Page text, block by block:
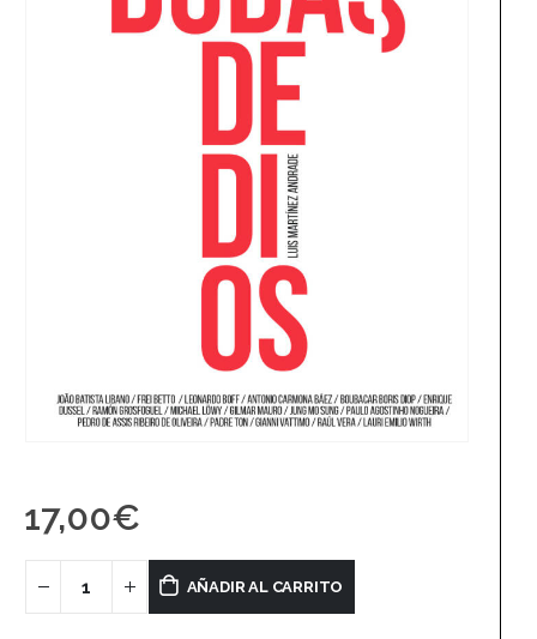
17,00€
AÑADIR AL CARRITO